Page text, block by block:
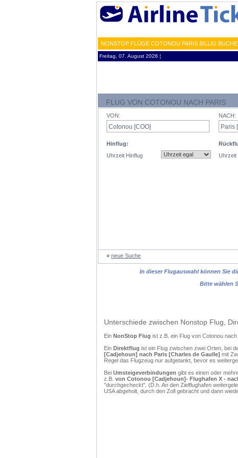
NONSTOP FLÜGE COTONOU PARIS BILLIG
Freitag, 07. August 2026 ¦
FLUG VON COTONOU NACH PARIS
VON:
Hinflug:
Uhrzeit Hinflug
NACH:
Uhrzeit
» neue Suche
In dieser Flugauswahl können Sie
Bitte wählen
Unterschiede zwischen Nonstop Flug,
Ein NonStop Flug ist z.B. ein Flug von Cotonou
Ein Direktflug ist ein Flug zwischen zwei Orten, bei
[Cadjehoun] nach Paris [Charles de Gaulle] mit
Regel das Flugzeug nur aufgetankt, bevor es
Bei Umsteigeverbindungen gibt es einen oder
z.B. von Cotonou [Cadjehoun]- Flughafen X -
"durchgecheckt". (D.h. An den Zielflughafen
USA abgeholt, durch den Zoll gebracht und dann